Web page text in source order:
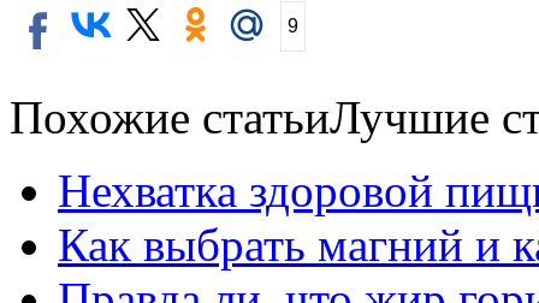
9
Похожие статьиЛучшие
Нехватка здоровой
Как выбрать магний и